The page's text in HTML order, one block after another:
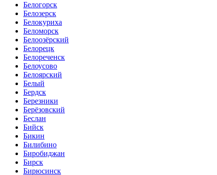
Белогорск
Белозерск
Белокуриха
Беломорск
Белоозёрский
Белорецк
Белореченск
Белоусово
Белоярский
Белый
Бердск
Березники
Берёзовский
Беслан
Бийск
Бикин
Билибино
Биробиджан
Бирск
Бирюсинск